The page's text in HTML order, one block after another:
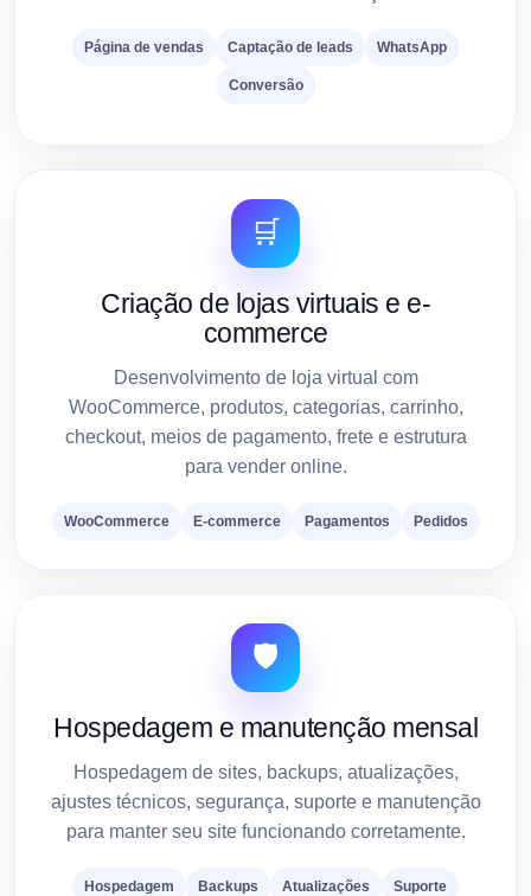
Página de vendas Captação de leads WhatsApp
Conversão
🛒
Criação de lojas virtuais e e-
commerce
Desenvolvimento de loja virtual com
WooCommerce, produtos, categorias, carrinho,
checkout, meios de pagamento, frete e estrutura
para vender online.
WooCommerce E-commerce Pagamentos Pedidos
🛡️
Hospedagem e manutenção mensal
Hospedagem de sites, backups, atualizações,
ajustes técnicos, segurança, suporte e manutenção
para manter seu site funcionando corretamente.
Hospedagem Backups Atualizações Suporte